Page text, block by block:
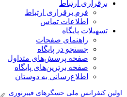
برقراری ارتباط
فرم برقراری ارتباط
اطلاعات تماس
تسهیلات پایگاه
راهنمای صفحات
جستجو در پایگاه
صفحه پرسش‌های متداول
صفحه برترین‌های پایگاه
اطلاع‌رسانی به دوستان
اولین کنفرانس ملی حسگرهای فیبرنوری